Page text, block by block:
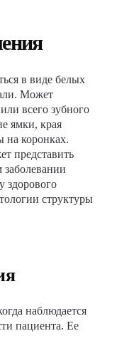
в виде белых
Может
всего зубного
ямки, края
на коронках.
представить
здорового
структуры
наблюдается
пациента. Ее